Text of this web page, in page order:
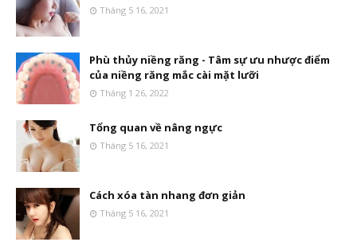
Tháng 5 16, 2021
Phù thủy niềng răng - Tâm sự ưu nhược điểm
của niềng răng mắc cài mặt lưỡi
Tháng 1 26, 2022
Tổng quan về nâng ngực
Tháng 5 16, 2021
Cách xóa tàn nhang đơn giản
Tháng 5 16, 2021